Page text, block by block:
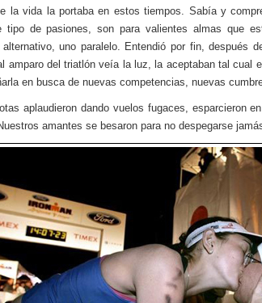
la vida la portaba en estos tiempos. Sabía y
tipo de pasiones, son para valientes almas que
alternativo, uno paralelo. Entendió por fin, después
amparo del triatlón veía la luz, la aceptaban tal cual
en busca de nuevas competencias, nuevas
aplaudieron dando vuelos fugaces, esparcieron
amantes se besaron para no despegarse